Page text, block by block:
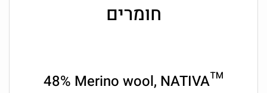
חומרים
48% Merino wool, NATIVA™